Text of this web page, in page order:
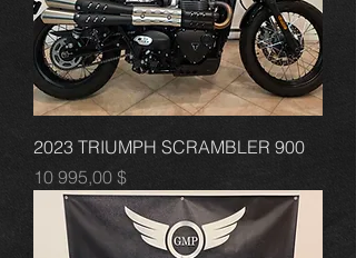
2023 TRIUMPH SCRAMBLER 900
Prix
10 995,00 $